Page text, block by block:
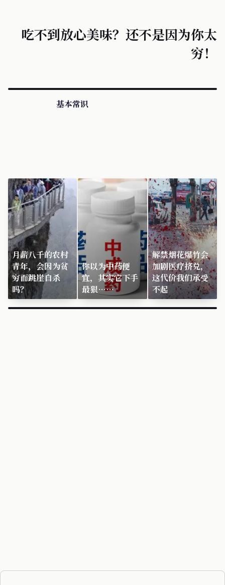
吃不到放心美味？还不是因为你太
穷！
基本常识
月薪八千的农村
青年，会因为贫
穷而跳崖自杀
吗？
你以为中药便
宜，其实它下手
最狠……
解禁烟花爆竹会
加剧医疗挤兑，
这代价我们承受
不起